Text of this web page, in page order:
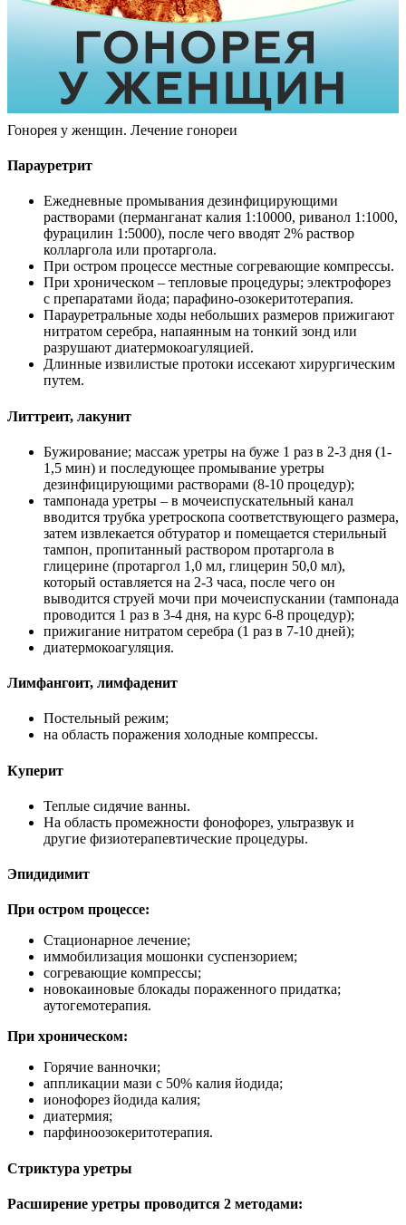
Гонорея у женщин. Лечение гонореи
Парауретрит
Ежедневные промывания дезинфицирующими
растворами (перманганат калия 1:10000, риванол 1:1000,
фурацилин 1:5000), после чего вводят 2% раствор
колларгола или протаргола.
При остром процессе местные согревающие компрессы.
При хроническом – тепловые процедуры; электрофорез
с препаратами йода; парафино-озокеритотерапия.
Парауретральные ходы небольших размеров прижигают
нитратом серебра, напаянным на тонкий зонд или
разрушают диатермокоагуляцией.
Длинные извилистые протоки иссекают хирургическим
путем.
Литтреит, лакунит
Бужирование; массаж уретры на буже 1 раз в 2-3 дня (1-
1,5 мин) и последующее промывание уретры
дезинфицирующими растворами (8-10 процедур);
тампонада уретры – в мочеиспускательный канал
вводится трубка уретроскопа соответствующего размера,
затем извлекается обтуратор и помещается стерильный
тампон, пропитанный раствором протаргола в
глицерине (протаргол 1,0 мл, глицерин 50,0 мл),
который оставляется на 2-3 часа, после чего он
выводится струей мочи при мочеиспускании (тампонада
проводится 1 раз в 3-4 дня, на курс 6-8 процедур);
прижигание нитратом серебра (1 раз в 7-10 дней);
диатермокоагуляция.
Лимфангоит, лимфаденит
Постельный режим;
на область поражения холодные компрессы.
Куперит
Теплые сидячие ванны.
На область промежности фонофорез, ультразвук и
другие физиотерапевтические процедуры.
Эпидидимит
При остром процессе:
Стационарное лечение;
иммобилизация мошонки суспензорием;
согревающие компрессы;
новокаиновые блокады пораженного придатка;
аутогемотерапия.
При хроническом:
Горячие ванночки;
аппликации мази с 50% калия йодида;
ионофорез йодида калия;
диатермия;
парфиноозокеритотерапия.
Стриктура уретры
Расширение уретры проводится 2 методами: